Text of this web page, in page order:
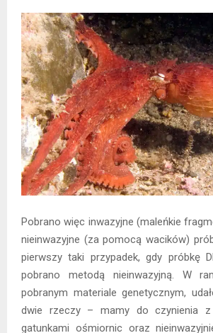
Pobrano więc inwazyjne (maleńkie
nieinwazyjne (za pomocą wacików)
pierwszy taki przypadek, gdy próbkę
pobrano metodą nieinwazyjną. W
pobranym materiale genetycznym,
dwie rzeczy – mamy do czynienia z
gatunkami ośmiornic oraz